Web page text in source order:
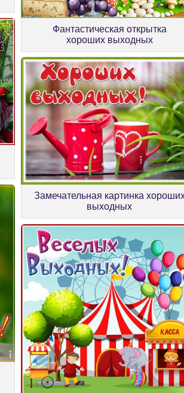
Фантастическая открытка
хороших выходных
Замечательная картинка
выходных